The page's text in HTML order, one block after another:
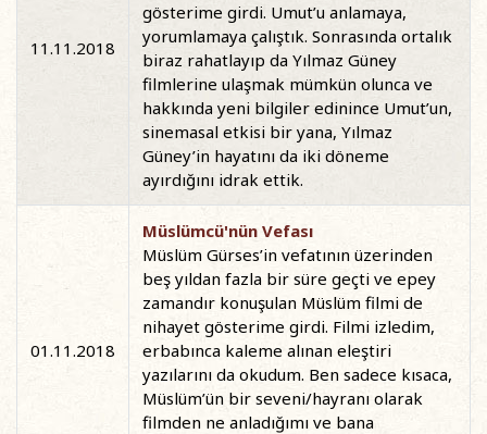
11.11.2018
gösterime girdi. Umut’u anlamaya,
yorumlamaya çalıştık. Sonrasında ortalık
biraz rahatlayıp da Yılmaz Güney
filmlerine ulaşmak mümkün olunca ve
hakkında yeni bilgiler edinince Umut’un,
sinemasal etkisi bir yana, Yılmaz
Güney’in hayatını da iki döneme
ayırdığını idrak ettik.
01.11.2018
Müslümcü'nün Vefası
Müslüm Gürses’in vefatının üzerinden
beş yıldan fazla bir süre geçti ve epey
zamandır konuşulan Müslüm filmi de
nihayet gösterime girdi. Filmi izledim,
erbabınca kaleme alınan eleştiri
yazılarını da okudum. Ben sadece kısaca,
Müslüm’ün bir seveni/hayranı olarak
filmden ne anladığımı ve bana